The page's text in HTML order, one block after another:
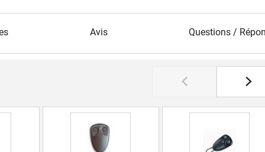
Avis Questions /